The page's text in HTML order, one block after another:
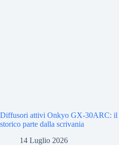
Diffusori attivi Onkyo GX-30ARC: il
storico parte dalla scrivania
14 Luglio 2026